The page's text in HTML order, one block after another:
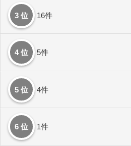
3 位 16件
4 位 5件
5 位 4件
6 位 1件